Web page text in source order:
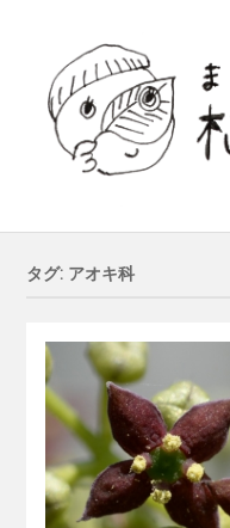
タグ: アオキ科